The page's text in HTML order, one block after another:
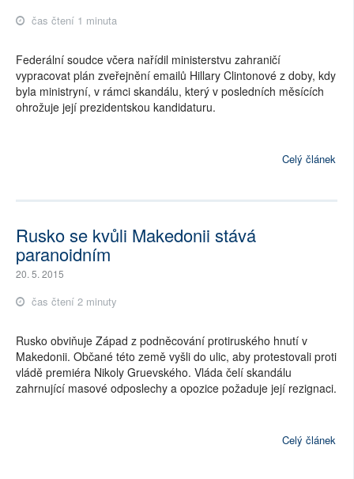
čas čtení 1 minuta
Federální soudce včera nařídil ministerstvu zahraničí
vypracovat plán zveřejnění emailů Hillary Clintonové z doby, kdy
byla ministryní, v rámci skandálu, který v posledních měsících
ohrožuje její prezidentskou kandidaturu.
Celý článek
Rusko se kvůli Makedonii stává
paranoidním
20. 5. 2015
čas čtení 2 minuty
Rusko obviňuje Západ z podněcování protiruského hnutí v
Makedonii. Občané této země vyšli do ulic, aby protestovali proti
vládě premiéra Nikoly Gruevského. Vláda čelí skandálu
zahrnující masové odposlechy a opozice požaduje její rezignaci.
Celý článek